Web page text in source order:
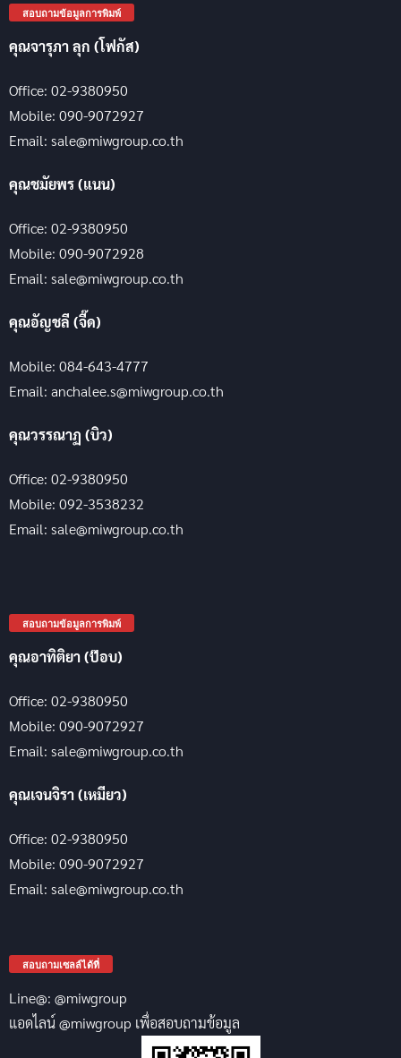
สอบถามข้อมูลการพิมพ์
คุณจารุภา ลุก (โฟกัส)
Office: 02-9380950
Mobile: 090-9072927
Email: sale@miwgroup.co.th
คุณชมัยพร (แนน)
Office: 02-9380950
Mobile: 090-9072928
Email: sale@miwgroup.co.th
คุณอัญชลี (จี๊ด)
Mobile: 084-643-4777
Email: anchalee.s@miwgroup.co.th
คุณวรรณาฏ (บิว)
Office: 02-9380950
Mobile: 092-3538232
Email: sale@miwgroup.co.th
สอบถามข้อมูลการพิมพ์
คุณอาทิติยา (ป๊อบ)
Office: 02-9380950
Mobile: 090-9072927
Email: sale@miwgroup.co.th
คุณเจนจิรา (เหมียว)
Office: 02-9380950
Mobile: 090-9072927
Email: sale@miwgroup.co.th
สอบถามเซลล์ได้ที่
Line@: @miwgroup
แอดไลน์ @miwgroup เพื่อสอบถามข้อมูล